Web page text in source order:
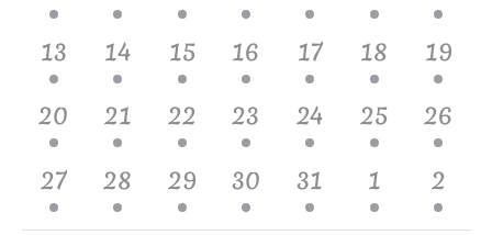
évènement,évènement,
évènements,
évènement,
1
13
2
14
2
15
2
évènements,
16
4
évènements,
17
6
18
4
19
4
évènements,
20
5
21
5
22
4
23
5
24
8
25
4
26
3
évènements,
27
4
évènements,
28
3
évènements,
29
2
évènements,
30
3
évènements,
31
2
1
2
2